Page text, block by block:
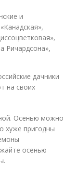
и
Ричардсона»,
дачники
на своих
Осенью можно
хуже пригодны
осенью